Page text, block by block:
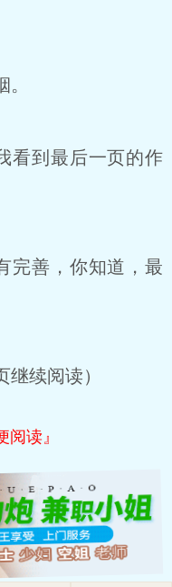
看到最后一页的作
完善，你知道，最
续阅读）
阅读』